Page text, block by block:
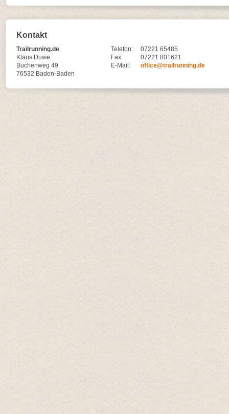
Kontakt
Trailrunning.de
Klaus Duwe
Buchenweg 49
76532 Baden-Baden
Telefon:
07221 65485
Fax:
07221 801621
E-Mail:
office@trailrunning.de